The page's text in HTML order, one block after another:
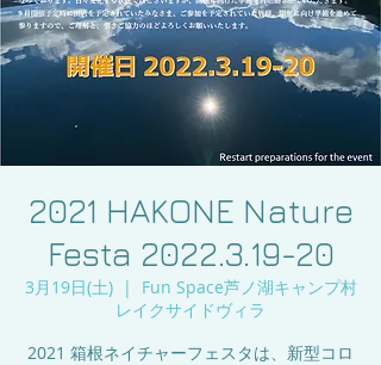
2021 HAKONE Nature
Festa 2022.3.19-20
3月19日(土)
  |
Fun Space芦ノ湖キャンプ村
レイクサイドヴィラ
2021 箱根ネイチャーフェスタは、新型コロ